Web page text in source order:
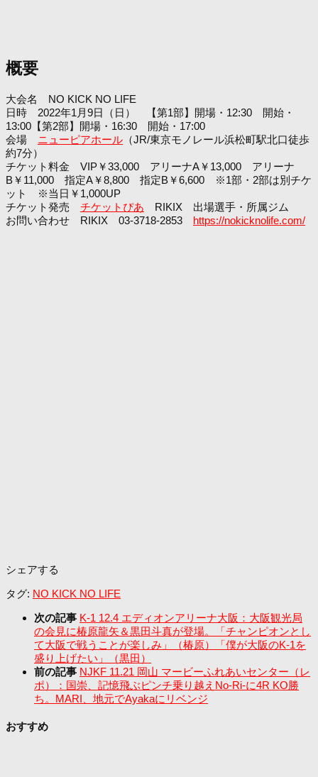
概要
大会名 NO KICK NO LIFE
日時 2022年1月9日（日） 【第1部】開場・12:30 開始・
13:00【第2部】開場・16:30 開始・17:00
会場 ニューピアホール （JR/東京モノレール浜松町駅北口徒歩
約7分）
チケット料金 VIP￥33,000 アリーナA￥13,000 アリーナ
B￥11,000 指定A￥8,800 指定B￥6,600 ※1部・2部は別チケ
ット ※当日￥1,000UP
チケット発売 チケットぴあ RIKIX 出場選手・所属ジム
お問い合わせ RIKIX 03-3718-2853 https://nokicknolife.com/
シェアする
タグ: NO KICK NO LIFE
次の記事 K-1 12.4 エディオンアリーナ大阪：大阪観光局
の会見に椿原龍矢＆黒田斗真が登場。「チャンピオンとし
て大阪で戦うことが楽しみ」（椿原）「僕が大阪のK-1を
盛り上げたい」（黒田）
前の記事 NJKF 11.21 岡山 マービーふれあいセンター（レ
ポ）：国崇、記憶飛ぶピンチ乗り越えNo-Ri-に4R KO勝
ち。MARI、地元でAyakaにリベンジ
おすすめ